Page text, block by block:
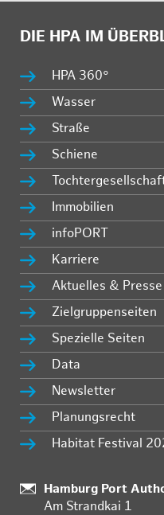
DIE HPA IM
HPA 360°
Wasser
Straße
Schiene
Immobilien
infoPORT
Karriere
Aktuelles & Presse
Zielgruppenseiten
Spezielle Seiten
Data
Newsletter
Planungsrecht
Habitat Festival
Standort:
Hamburg Port
Am Strandkai 1